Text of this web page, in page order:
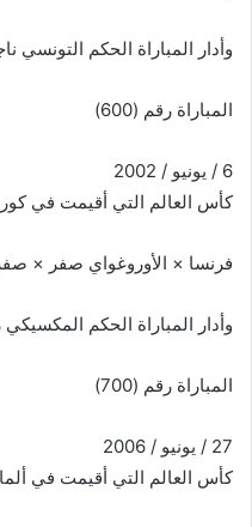
وأدار المباراة الحكم التونسي
المباراة رقم (600)
6 / يونيو / 2002
كأس العالم التي أقيمت في كوريا
فرنسا × الأوروغواي صفر ×
وأدار المباراة الحكم
المباراة رقم (700)
27 / يونيو / 2006
كأس العالم التي أقيمت في